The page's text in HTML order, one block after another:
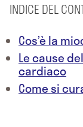
INDICE DEL
Cos’è la
Le cause
cardiaco
Come si